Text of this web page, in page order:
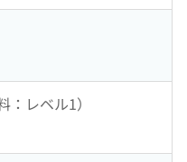
レベル1）